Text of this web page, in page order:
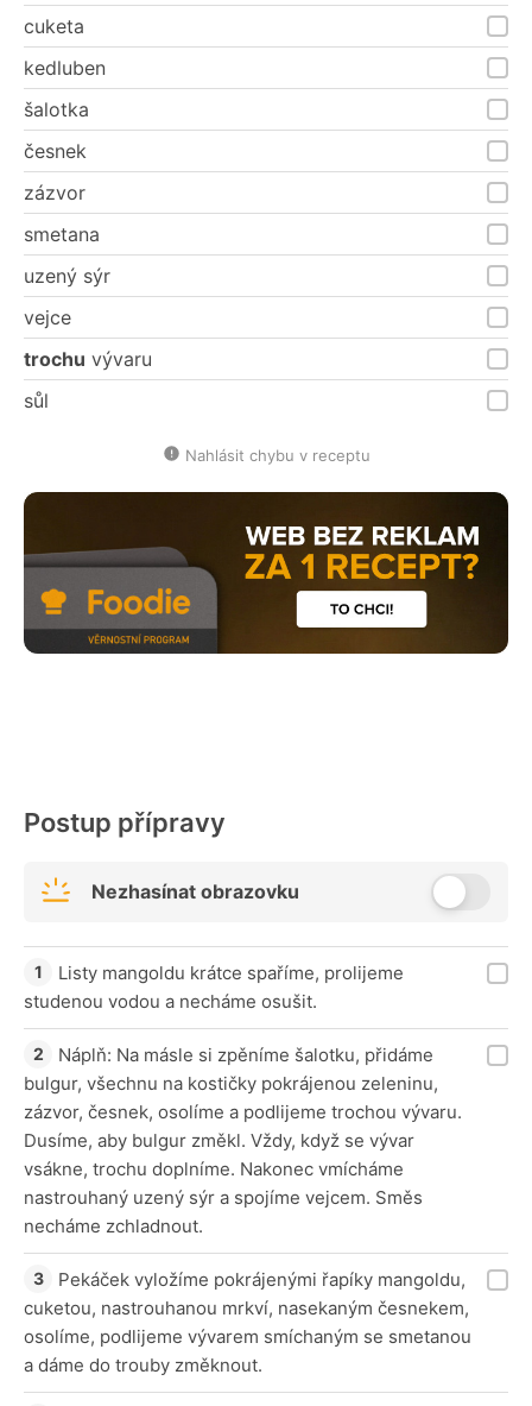
cuketa
kedluben
šalotka
česnek
zázvor
smetana
uzený sýr
vejce
trochu vývaru
sůl
Nahlásit chybu v receptu
Postup přípravy
Nezhasínat obrazovku
Listy mangoldu krátce spaříme, prolijeme
studenou vodou a necháme osušit.
Náplň: Na másle si zpěníme šalotku, přidáme
bulgur, všechnu na kostičky pokrájenou zeleninu,
zázvor, česnek, osolíme a podlijeme trochou vývaru.
Dusíme, aby bulgur změkl. Vždy, když se vývar
vsákne, trochu doplníme. Nakonec vmícháme
nastrouhaný uzený sýr a spojíme vejcem. Směs
necháme zchladnout.
Pekáček vyložíme pokrájenými řapíky mangoldu,
cuketou, nastrouhanou mrkví, nasekaným česnekem,
osolíme, podlijeme vývarem smíchaným se smetanou
a dáme do trouby změknout.